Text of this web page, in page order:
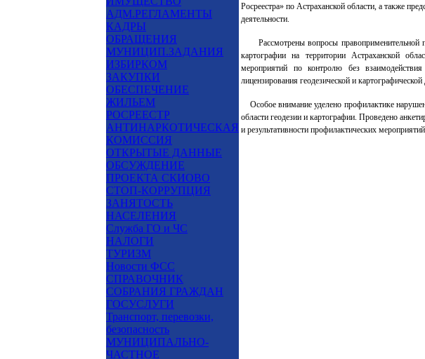
АДМ.РЕГЛАМЕНТЫ
КАДРЫ
ОБРАЩЕНИЯ
МУНИЦИП.ЗАДАНИЯ
ИЗБИРКОМ
ЗАКУПКИ
ОБЕСПЕЧЕНИЕ
ЖИЛЬЕМ
РОСРЕЕСТР
АНТИНАРКОТИЧЕСКАЯ
КОМИССИЯ
ОТКРЫТЫЕ ДАННЫЕ
ОБСУЖДЕНИЕ
ПРОЕКТА СКИОВО
СТОП-КОРРУПЦИЯ
ЗАНЯТОСТЬ
НАСЕЛЕНИЯ
Служба ГО и ЧС
НАЛОГИ
ТУРИЗМ
Новости ФСС
СПРАВОЧНИК
СОБРАНИЯ ГРАЖДАН
ГОСУСЛУГИ
Транспорт, перевозки,
безопасность
МУНИЦИПАЛЬНО-
ЧАСТНОЕ
Росреестра» по Астраханской области, а также
деятельности.
Рассмотрены вопросы правоприменительной
картографии на территории Астраханской
мероприятий по контролю без
лицензирования геодезической и картографической
Особое внимание уделено профилактике
области геодезии и картографии. Проведено
и результативности профилактических